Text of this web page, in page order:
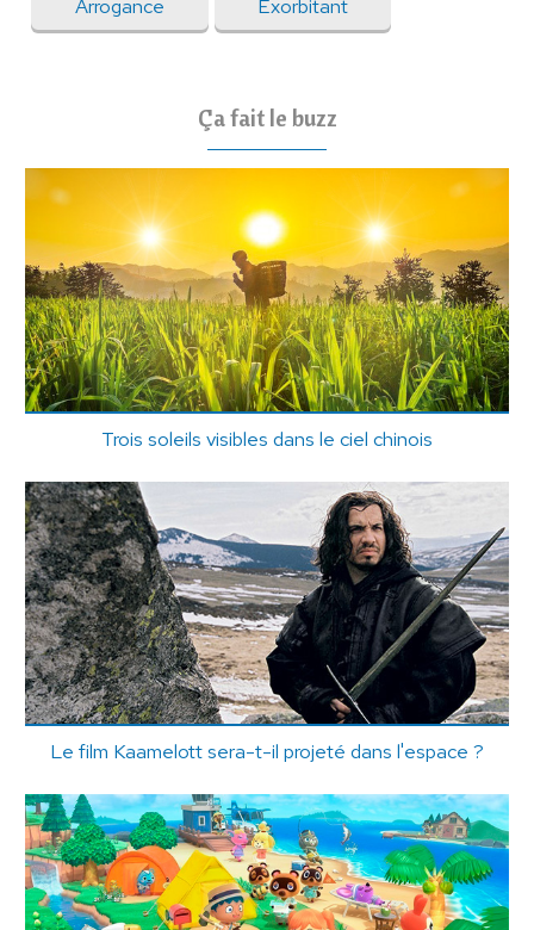
Arrogance Exorbitant
Ça fait le buzz
Trois soleils visibles dans le ciel chinois
Le film Kaamelott sera-t-il projeté dans l'espace ?